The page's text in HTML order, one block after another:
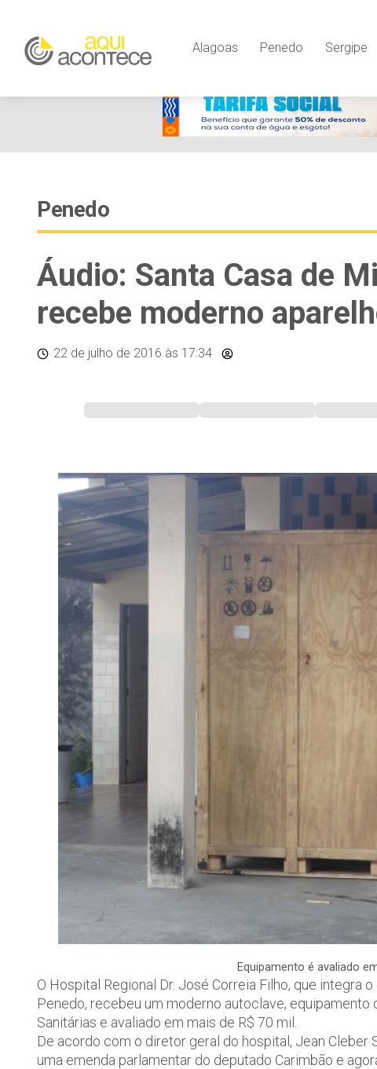
Alagoas Penedo Sergipe
Penedo
Áudio: Santa Casa de
recebe moderno
22 de julho de 2016 às 17:34
Equipamento é avaliado
O Hospital Regional Dr. José Correia Filho, que integra
Penedo, recebeu um moderno autoclave,
Sanitárias e avaliado em mais de R$ 70 mil.
De acordo com o diretor geral do hospital, Jean
uma emenda parlamentar do deputado Carimbão e